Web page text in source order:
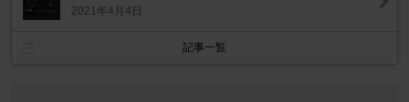
2021年4月4日
記事一覧